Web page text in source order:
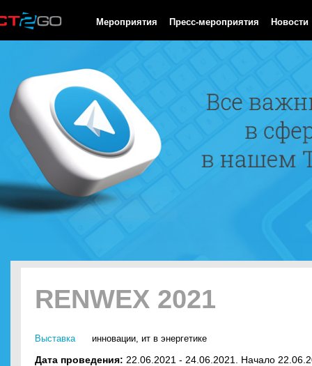
Мероприятия Пресс-мероприятия Новости
RENWEX 2021
Выставка инновации, ит в энергетике
Дата проведения: 22.06.2021 - 24.06.2021. Начало